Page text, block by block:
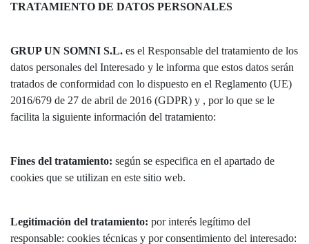
TRATAMIENTO DE DATOS PERSONALES
GRUP UN SOMNI S.L. es el Responsable del tratamiento de los
datos personales del Interesado y le informa que estos datos serán
tratados de conformidad con lo dispuesto en el Reglamento (UE)
2016/679 de 27 de abril de 2016 (GDPR) y , por lo que se le
facilita la siguiente información del tratamiento:
Fines del tratamiento: según se especifica en el apartado de
cookies que se utilizan en este sitio web.
Legitimación del tratamiento: por interés legítimo del
responsable: cookies técnicas y por consentimiento del interesado: